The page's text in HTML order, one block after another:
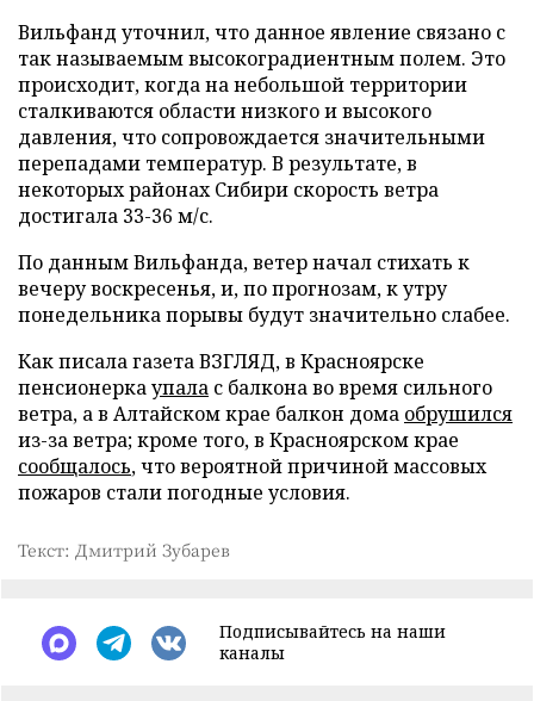
Вильфанд уточнил, что данное явление связано с
так называемым высокоградиентным полем. Это
происходит, когда на небольшой территории
сталкиваются области низкого и высокого
давления, что сопровождается значительными
перепадами температур. В результате, в
некоторых районах Сибири скорость ветра
достигала 33-36 м/с.
По данным Вильфанда, ветер начал стихать к
вечеру воскресенья, и, по прогнозам, к утру
понедельника порывы будут значительно слабее.
Как писала газета ВЗГЛЯД, в Красноярске
пенсионеркаупала с балкона во время сильного
ветра, а в Алтайском крае балкон дома обрушился
из-за ветра; кроме того, в Красноярском крае
сообщалось, что вероятной причиной массовых
пожаров стали погодные условия.
Текст: Дмитрий Зубарев
Подписывайтесь на наши
каналы